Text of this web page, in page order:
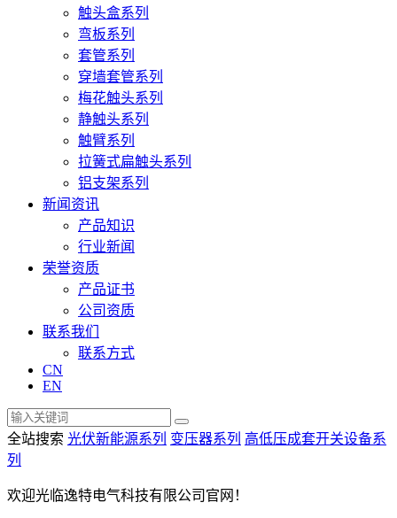
触头盒系列
弯板系列
套管系列
穿墙套管系列
梅花触头系列
静触头系列
触臂系列
拉簧式扁触头系列
铝支架系列
新闻资讯
产品知识
行业新闻
荣誉资质
产品证书
公司资质
联系我们
联系方式
CN
EN
全站搜索 光伏新能源系列 变压器系列 高低压成套开关设备系
列
欢迎光临逸特电气科技有限公司官网！